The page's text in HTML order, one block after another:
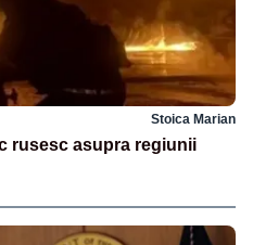
Stoica Marian
rusesc asupra regiunii